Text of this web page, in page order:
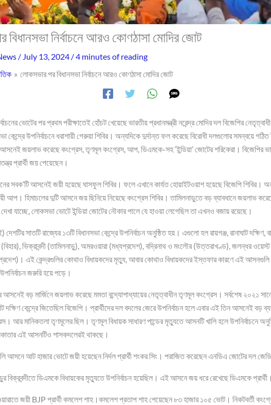
নির্বাচনে আরও কোণঠাসা মোদির জোট
/ July 13, 2024 /4 minutes of reading
লোকসভার পর বিধানসভা নির্বাচনে আরও কোণঠাসা মোদির জোট
ভোটের পর প্রথম পরীক্ষাতেই হোঁচট খেয়েছে ভারতীয় প্রধানমন্ত্রী নরেন্দ্র মোদির দল বিজেপির
কেন্দ্রে উপনির্বাচনে ধরাশায়ী গেরুয়া শিবির। অন্যদিকে দুর্দান্ত ফল করেছে বিরোধী দলগুলোর সমন্বয়ে
জয়লাভ করেছে কংগ্রেস, তৃণমূল কংগ্রেস, আপ, ডিএমকে-সহ ‘ইন্ডিয়া’ জোটের শরিকেরা। বিজেপির
প্রার্থী জয় পেয়েছেন।
সবক’টি আসনেই জয়ী হয়েছে ঘাসফুল শিবির। ফলে এখানে কার্যত হোয়াইটওয়াশ হয়েছে বিজেপি শিবির।
আপ। হিমাচলের দুটি আসনে জয় ছিনিয়ে নিয়েছে কংগ্রেস শিবির। তামিলনাড়ুতে বড় ব্যাবধানে জয়লাভ
যাচ্ছে, লোকসভা ভোটে ইন্ডিয়া জোটের নৌকার পালে যে হাওয়া লেগেছিল তা এখনও বজায় রয়েছে।
সাতটি রাজ্যের ১৩টি বিধানসভা কেন্দ্রে উপনির্বাচন অনুষ্ঠিত হয়। এগুলো হল রায়গঞ্জ, রানাঘাট দক্ষিণ,
(বিহার), ভিক্রাবন্দী (তামিলনাড়ু), অমরওয়ারা (মধ্যপ্রদেশ), বদ্রিনাথ ও মংলৌর (উত্তরাখণ্ড), জলন্ধর ওয়েস্ট
এই কেন্দ্রগুলির কোথাও বিধায়কদের মৃত্যু, আবার কোথাও বিধায়কদের ইস্তফার কারণে এই
জরুরি হয়ে পড়ে।
আসনেই বড় মার্জিনে জয়লাভ করেছে মমতা বন্দ্যোপাধ্যায়ের নেতৃত্বাধীন তৃণমূল কংগ্রেস। সর্বশেষ ২০২১
দক্ষিণ কেন্দ্রে জিতেছিল বিজেপি। প্রার্থীদের দল বদলের জেরে উপনির্বাচন হলে এবার এই তিন আসনেই বড়
আর মানিকতলা তৃণমূলের ছিল। তৃণমূল বিধায়ক সাধারণ পান্ডের মৃত্যুতে আসনটি খালি হলে উপনির্বাচনে
এই আসনটিও শাসকদলেরই থাকছে।
আসনে আট হাজার ভোটে জয়ী হয়েছেন নির্দল প্রার্থী শংকর সিং। পরাজিত করেছেন এনডিএ জোটের দল
বিক্রবন্দীতে ডিএমকে বিধায়কের মৃত্যুতে উপনির্বাচন হয়েছিল। এই আসনে জয় ধরে রেখেছে ডিএমকে প্রার্থী।
জয়ী BJP প্রার্থী কমলেশ শাহ।কমলেশ প্রতাপ শাহ পেয়েছেন ৮৩ হাজার ১০৫ ভোট। নিকটবর্তী